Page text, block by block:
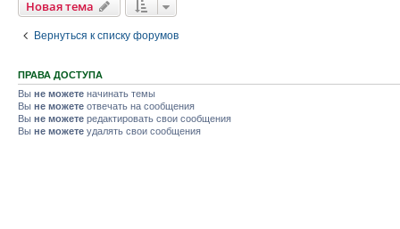
Новая тема
Вернуться к списку форумов
ПРАВА ДОСТУПА
Вы не можете начинать темы
Вы не можете отвечать на сообщения
Вы не можете редактировать свои сообщения
Вы не можете удалять свои сообщения